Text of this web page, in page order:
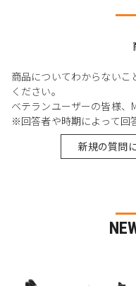
商品についてわからないこ
ください。
ベテランユーザーの皆様、
※回答者や時期によって回
新規の質問